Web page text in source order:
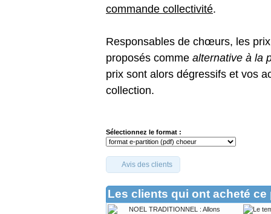
commande collectivité.
Responsables de chœurs, les
proposés comme alternative à la
prix sont alors dégressifs et vos
collection.
Sélectionnez le format :
Avis des clients
Les clients qui ont acheté